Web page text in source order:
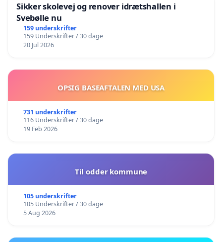
Sikker skolevej og renover idrætshallen i
Svebølle nu
159 underskrifter
159 Underskrifter / 30 dage
20 Jul 2026
OPSIG BASEAFTALEN MED USA
731 underskrifter
116 Underskrifter / 30 dage
19 Feb 2026
Til odder kommune
105 underskrifter
105 Underskrifter / 30 dage
5 Aug 2026